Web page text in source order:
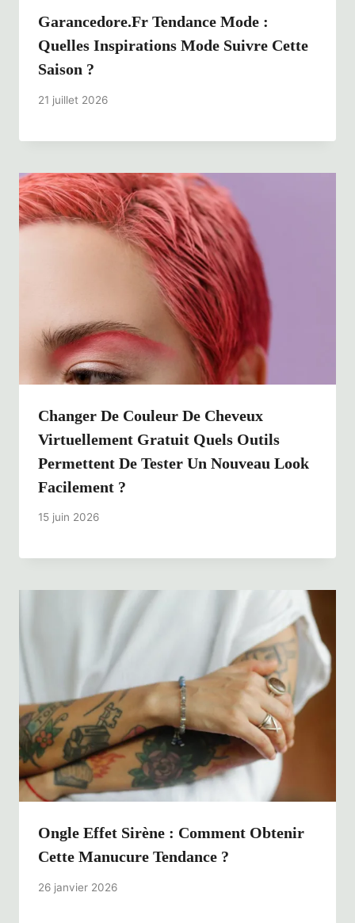
Garancedore.fr Tendance Mode :
Quelles Inspirations Mode Suivre Cette
Saison ?
21 juillet 2026
Changer De Couleur De Cheveux
Virtuellement Gratuit Quels Outils
Permettent De Tester Un Nouveau Look
Facilement ?
15 juin 2026
Ongle Effet Sirène : Comment Obtenir
Cette Manucure Tendance ?
26 janvier 2026